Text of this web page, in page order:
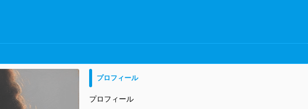
プロフィール
プロフィール